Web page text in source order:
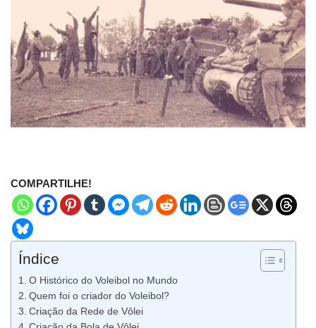
COMPARTILHE!
Índice
O Histórico do Voleibol no Mundo
Quem foi o criador do Voleibol?
Criação da Rede de Vôlei